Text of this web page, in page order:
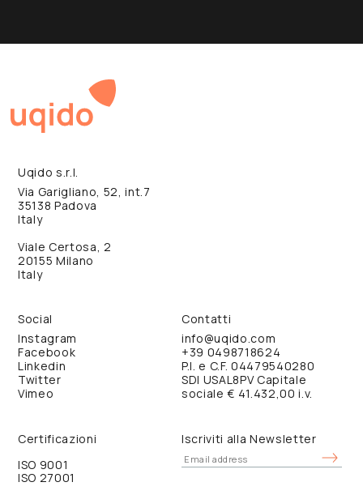
Uqido s.r.l.
Via Garigliano, 52, int.7
35138 Padova
Italy
Viale Certosa, 2
20155 Milano
Italy
Contatti
info@uqido.com
+39 0498718624
P.I. e C.F. 04479540280
SDI USAL8PV Capitale
sociale € 41.432,00 i.v.
Social
Instagram
Facebook
Linkedin
Twitter
Vimeo
Certificazioni
ISO 9001
ISO 27001
Iscriviti alla Newsletter